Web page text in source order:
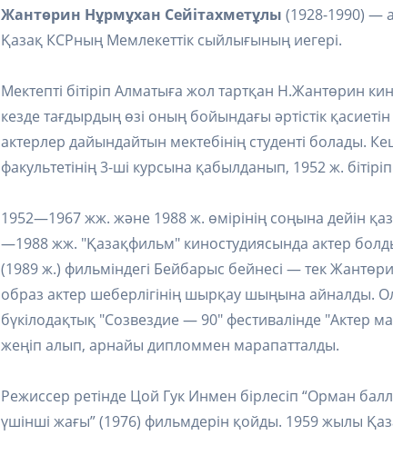
Жантөрин Нұрмұхан Сейітахметұлы (1928-1990) —
Қазақ КСРның Мемлекеттік сыйлығының иегері.
Мектепті бітіріп Алматыға жол тартқан Н.Жантөрин
кезде тағдырдың өзі оның бойындағы әртістік
актерлер дайындайтын мектебінің студенті болады.
факультетінің 3-ші курсына қабылданып, 1952 ж.
1952—1967 жж. және 1988 ж. өмірінің соңына дейін
—1988 жж. "Қазақфильм" киностудиясында актер
(1989 ж.) фильміндегі Бейбарыс бейнесі — тек
образ актер шеберлігінің шырқау шыңына айналды.
бүкілодақтық "Созвездие — 90" фестивалінде "Актер
жеңіп алып, арнайы дипломмен марапатталды.
Режиссер ретінде Цой Гук Инмен бірлесіп “Орман
үшінші жағы” (1976) фильмдерін қойды. 1959 жылы